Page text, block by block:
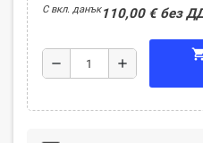
С вкл. данък110,00 € без
remove add